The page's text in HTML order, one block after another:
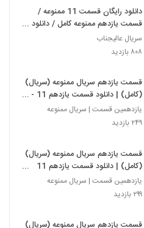
دانلود رایگان قسمت 11 ممنوعه /
قسمت یازدهم ممنوعه کامل / دانلود
(online).
سریال عالیجناب
۸۰۸ بازدید
قسمت یازدهم سریال ممنوعه (سریال)
(کامل) | دانلود قسمت یازدهم 11 -
ممنوعه - قسمت یازدم
یازدهمین قسمت | سریال ممنوعه
۲۴۹ بازدید
قسمت یازدهم سریال ممنوعه (سریال)
(کامل) | دانلود قسمت یازدهم 11
یازدم ممنوعه
یازدهمین قسمت | سریال ممنوعه
۲۹۹ بازدید
قسمت یازدهم سریال ممنوعه (سریال)